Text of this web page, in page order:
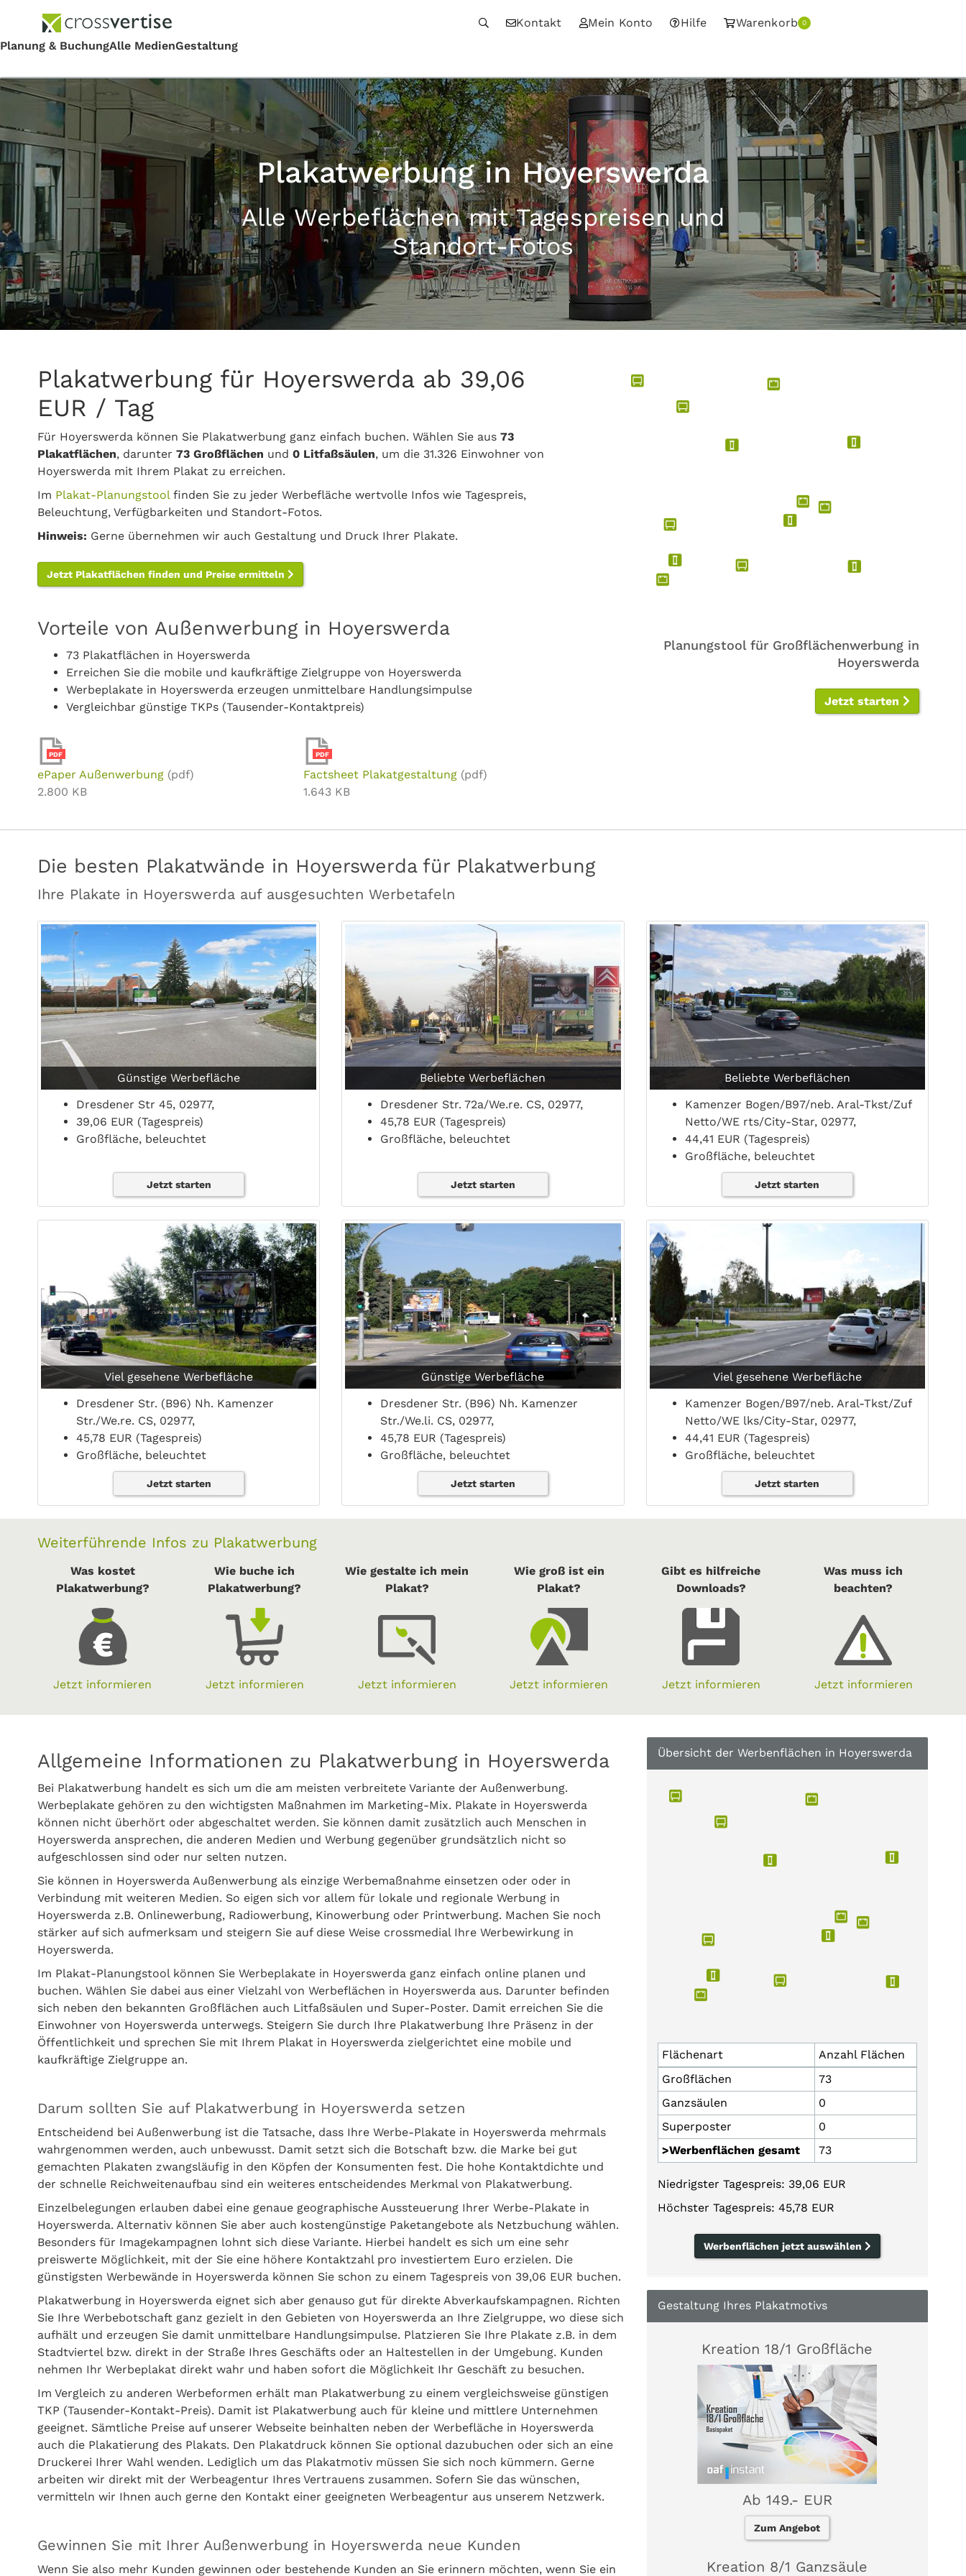
Kontakt Mein Konto Hilfe Warenkorb 0
Plakatwerbung in Hoyerswerda
Alle Werbeflächen mit Tagespreisen und
Standort-Fotos
Plakatwerbung für Hoyerswerda ab 39,06
EUR / Tag
Für Hoyerswerda können Sie Plakatwerbung ganz einfach buchen. Wählen Sie aus 73
Plakatflächen, darunter 73 Großflächen und 0 Litfaßsäulen, um die 31.326 Einwohner von
Hoyerswerda mit Ihrem Plakat zu erreichen.
Im Plakat-Planungstoolfinden Sie zu jeder Werbefläche wertvolle Infos wie Tagespreis,
Beleuchtung, Verfügbarkeiten und Standort-Fotos.
Hinweis: Gerne übernehmen wir auch Gestaltung und Druck Ihrer Plakate.
Jetzt Plakatflächen finden und Preise ermitteln
Vorteile von Außenwerbung in Hoyerswerda
73 Plakatflächen in Hoyerswerda
Erreichen Sie die mobile und kaufkräftige Zielgruppe von Hoyerswerda
Werbeplakate in Hoyerswerda erzeugen unmittelbare Handlungsimpulse
Vergleichbar günstige TKPs (Tausender-Kontaktpreis)
PDF
ePaper Außenwerbung (pdf)
2.800 KB
PDF
Factsheet Plakatgestaltung (pdf)
1.643 KB
Planungstool für Großflächenwerbung in
Hoyerswerda
Jetzt starten
Die besten Plakatwände in Hoyerswerda für Plakatwerbung
Ihre Plakate in Hoyerswerda auf ausgesuchten Werbetafeln
Günstige Werbefläche
Dresdener Str 45, 02977,
39,06 EUR (Tagespreis)
Großfläche, beleuchtet
Jetzt starten
Beliebte Werbeflächen
Dresdener Str. 72a/We.re. CS, 02977,
45,78 EUR (Tagespreis)
Großfläche, beleuchtet
Jetzt starten
Beliebte Werbeflächen
Kamenzer Bogen/B97/neb. Aral-Tkst/Zuf
Netto/WE rts/City-Star, 02977,
44,41 EUR (Tagespreis)
Großfläche, beleuchtet
Jetzt starten
Viel gesehene Werbefläche
Dresdener Str. (B96) Nh. Kamenzer
Str./We.re. CS, 02977,
45,78 EUR (Tagespreis)
Großfläche, beleuchtet
Jetzt starten
Günstige Werbefläche
Dresdener Str. (B96) Nh. Kamenzer
Str./We.li. CS, 02977,
45,78 EUR (Tagespreis)
Großfläche, beleuchtet
Jetzt starten
Viel gesehene Werbefläche
Kamenzer Bogen/B97/neb. Aral-Tkst/Zuf
Netto/WE lks/City-Star, 02977,
44,41 EUR (Tagespreis)
Großfläche, beleuchtet
Jetzt starten
Weiterführende Infos zu Plakatwerbung
Was kostet
Plakatwerbung?
Jetzt informieren
Wie buche ich
Plakatwerbung?
Jetzt informieren
Wie gestalte ich mein
Plakat?
Jetzt informieren
Wie groß ist ein
Plakat?
Jetzt informieren
Gibt es hilfreiche
Downloads?
Jetzt informieren
Was muss ich
beachten?
Jetzt informieren
Allgemeine Informationen zu Plakatwerbung in Hoyerswerda
Bei Plakatwerbung handelt es sich um die am meisten verbreitete Variante der Außenwerbung.
Werbeplakate gehören zu den wichtigsten Maßnahmen im Marketing-Mix. Plakate in Hoyerswerda
können nicht überhört oder abgeschaltet werden. Sie können damit zusätzlich auch Menschen in
Hoyerswerda ansprechen, die anderen Medien und Werbung gegenüber grundsätzlich nicht so
aufgeschlossen sind oder nur selten nutzen.
Sie können in Hoyerswerda Außenwerbung als einzige Werbemaßnahme einsetzen oder oder in
Verbindung mit weiteren Medien. So eigen sich vor allem für lokale und regionale Werbung in
Hoyerswerda z.B. Onlinewerbung, Radiowerbung, Kinowerbung oder Printwerbung. Machen Sie noch
stärker auf sich aufmerksam und steigern Sie auf diese Weise crossmedial Ihre Werbewirkung in
Hoyerswerda.
Im Plakat-Planungstool können Sie Werbeplakate in Hoyerswerda ganz einfach online planen und
buchen. Wählen Sie dabei aus einer Vielzahl von Werbeflächen in Hoyerswerda aus. Darunter befinden
sich neben den bekannten Großflächen auch Litfaßsäulen und Super-Poster. Damit erreichen Sie die
Einwohner von Hoyerswerda unterwegs. Steigern Sie durch Ihre Plakatwerbung Ihre Präsenz in der
Öffentlichkeit und sprechen Sie mit Ihrem Plakat in Hoyerswerda zielgerichtet eine mobile und
kaufkräftige Zielgruppe an.
Darum sollten Sie auf Plakatwerbung in Hoyerswerda setzen
Entscheidend bei Außenwerbung ist die Tatsache, dass Ihre Werbe-Plakate in Hoyerswerda mehrmals
wahrgenommen werden, auch unbewusst. Damit setzt sich die Botschaft bzw. die Marke bei gut
gemachten Plakaten zwangsläufig in den Köpfen der Konsumenten fest. Die hohe Kontaktdichte und
der schnelle Reichweitenaufbau sind ein weiteres entscheidendes Merkmal von Plakatwerbung.
Einzelbelegungen erlauben dabei eine genaue geographische Aussteuerung Ihrer Werbe-Plakate in
Hoyerswerda. Alternativ können Sie aber auch kostengünstige Paketangebote als Netzbuchung wählen.
Besonders für Imagekampagnen lohnt sich diese Variante. Hierbei handelt es sich um eine sehr
preiswerte Möglichkeit, mit der Sie eine höhere Kontaktzahl pro investiertem Euro erzielen. Die
günstigsten Werbewände in Hoyerswerda können Sie schon zu einem Tagespreis von 39,06 EUR buchen.
Plakatwerbung in Hoyerswerda eignet sich aber genauso gut für direkte Abverkaufskampagnen. Richten
Sie Ihre Werbebotschaft ganz gezielt in den Gebieten von Hoyerswerda an Ihre Zielgruppe, wo diese sich
aufhält und erzeugen Sie damit unmittelbare Handlungsimpulse. Platzieren Sie Ihre Plakate z.B. in dem
Stadtviertel bzw. direkt in der Straße Ihres Geschäfts oder an Haltestellen in der Umgebung. Kunden
nehmen Ihr Werbeplakat direkt wahr und haben sofort die Möglichkeit Ihr Geschäft zu besuchen.
Im Vergleich zu anderen Werbeformen erhält man Plakatwerbung zu einem vergleichsweise günstigen
TKP (Tausender-Kontakt-Preis). Damit ist Plakatwerbung auch für kleine und mittlere Unternehmen
geeignet. Sämtliche Preise auf unserer Webseite beinhalten neben der Werbefläche in Hoyerswerda
auch die Plakatierung des Plakats. Den Plakatdruck können Sie optional dazubuchen oder sich an eine
Druckerei Ihrer Wahl wenden. Lediglich um das Plakatmotiv müssen Sie sich noch kümmern. Gerne
arbeiten wir direkt mit der Werbeagentur Ihres Vertrauens zusammen. Sofern Sie das wünschen,
vermitteln wir Ihnen auch gerne den Kontakt einer geeigneten Werbeagentur aus unserem Netzwerk.
Gewinnen Sie mit Ihrer Außenwerbung in Hoyerswerda neue Kunden
Wenn Sie also mehr Kunden gewinnen oder bestehende Kunden an Sie erinnern möchten, wenn Sie ein
Übersicht der Werbenflächen in Hoyerswerda
Flächenart
Anzahl Flächen
Großflächen
73
Ganzsäulen
0
Superposter
0
>Werbenflächen gesamt
73
Niedrigster Tagespreis: 39,06 EUR
Höchster Tagespreis: 45,78 EUR
Werbenflächen jetzt auswählen
Gestaltung Ihres Plakatmotivs
Kreation 18/1 Großfläche
Ab 149.- EUR
Zum Angebot
Kreation 8/1 Ganzsäule